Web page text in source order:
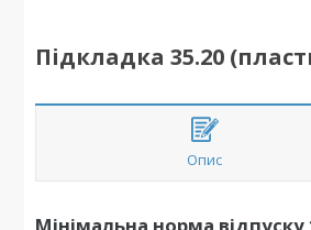
Підкладка 35.20
Опис